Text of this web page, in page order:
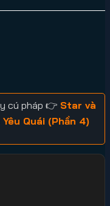
cú pháp 👉 Star và
Quái (Phần 4)